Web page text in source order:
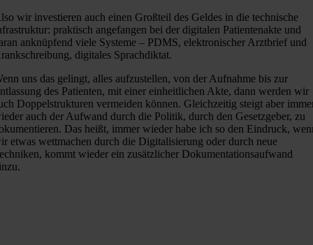
wir investieren auch einen Großteil des Geldes in die technische
praktisch angefangen bei der digitalen Patientenakte und
anknüpfend viele Systeme – PDMS, elektronischer Arztbrief und
digitales Sprachdiktat.
uns das gelingt, alles aufzustellen, von der Aufnahme bis zur
des Patienten, mit einer einheitlichen Akte, dann werden wir
Doppelstrukturen vermeiden können. Gleichzeitig steigt aber
auch der Aufwand durch die Politik, durch den Gesetzgeber, zu
Das heißt, immer wieder habe ich so den Eindruck,
etwas wettmachen durch die Digitalisierung oder durch neue
kommt wieder ein zusätzlicher Dokumentationsaufwand